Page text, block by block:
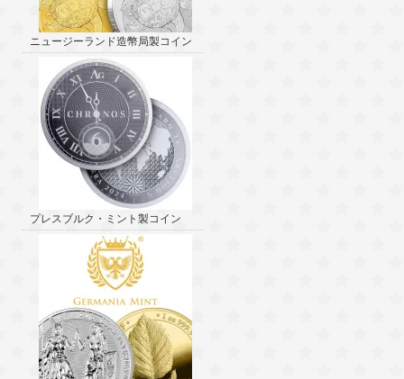
ニュージーランド造幣局製コイン
プレスブルク・ミント製コイン